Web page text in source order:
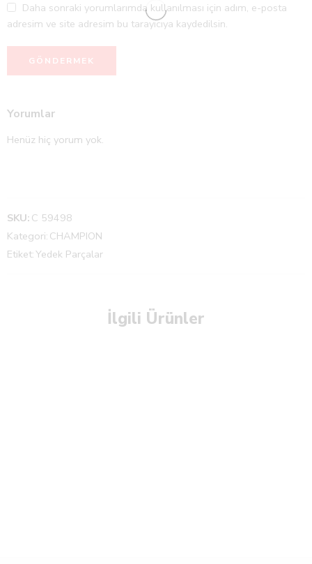
Daha sonraki yorumlarımda kullanılması için adım, e-posta
adresim ve site adresim bu tarayıcıya kaydedilsin.
Yorumlar
Henüz hiç yorum yok.
SKU: C 59498
Kategori: CHAMPION
Etiket:Yedek Parçalar
İlgili Ürünler